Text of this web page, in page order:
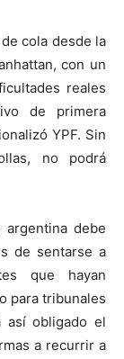
cola desde la
con un
reales
de primera
YPF. Sin
no podrá
debe
de sentarse a
que hayan
para tribunales
así obligado el
a recurrir a